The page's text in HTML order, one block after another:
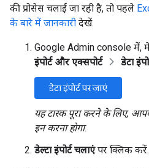
की प्रोसेस चलाई जा रही है, तो पहले
के बारे में जानकारी देखें.
Google Admin console में,
इंपोर्ट और एक्सपोर्ट
डेटा
डेटा इंपोर्ट पर जाएं
यह टास्क पूरा करने के लिए,
इन करना होगा.
डेल्टा इंपोर्ट चलाएंपर क्लिक करें.